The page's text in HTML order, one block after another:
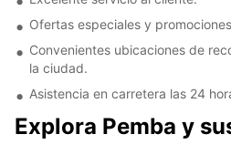
Ofertas especiales y
Convenientes ubicaciones de
la ciudad.
Asistencia en carretera las 24
Explora Pemba y